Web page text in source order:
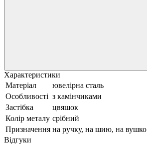
Характеристики
Матеріал
ювелірна сталь
Особливості з камінчиками
Застібка
цвяшок
Колір металу срібний
Призначення на ручку, на шию, на вушко
Відгуки